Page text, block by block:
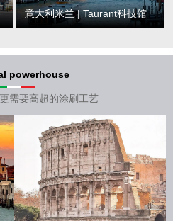
意大利米兰 | Taurant科技馆
powerhouse
需要高超的涂刷工艺